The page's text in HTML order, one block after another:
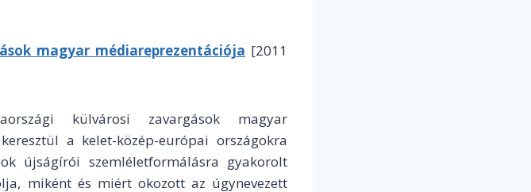
magyar médiareprezentációja [2011
külvárosi zavargások magyar
a kelet-közép-európai országokra
újságírói szemléletformálásra gyakorolt
miként és miért okozott az úgynevezett